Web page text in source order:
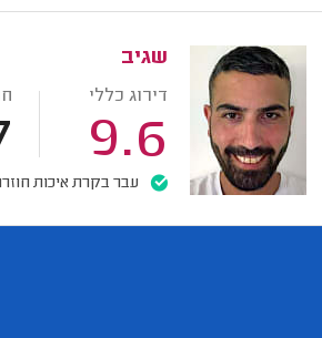
שגיב
דירוג כללי
9.6
עבר בקרת איכות